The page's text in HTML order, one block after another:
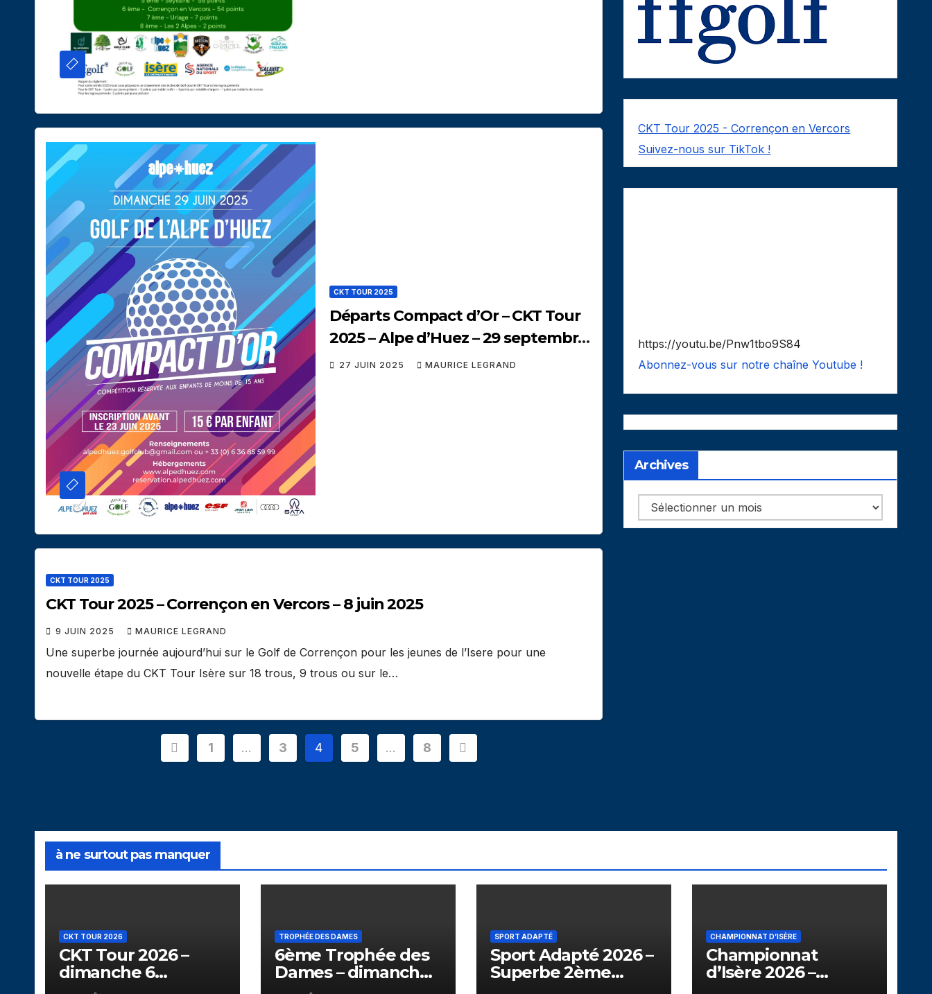
CKT TOUR 2025
Départs Compact d’Or – CKT Tour
2025 – Alpe d’Huez – 29 septembre
2025
27 JUIN 2025 MAURICE LEGRAND
CKT TOUR 2025
CKT Tour 2025 – Corrençon en Vercors – 8 juin 2025
9 JUIN 2025 MAURICE LEGRAND
Une superbe journée aujourd’hui sur le Golf de Corrençon pour les jeunes de l’Isere pour une
nouvelle étape du CKT Tour Isère sur 18 trous, 9 trous ou sur le…
Pagination
1 … 3 4 5 … 8
CKT Tour 2025 - Corrençon en Vercors
Suivez-nous sur TikTok !
https://youtu.be/Pnw1tbo9S84
Abonnez-vous sur notre chaîne Youtube !
Archives
Archives
à ne surtout pas manquer
CKT TOUR 2026
CKT Tour 2026 –
dimanche 6
septembre – Golf
TROPHÉE DES DAMES
6ème Trophée des
Dames – dimanche
13 septembre – Golf
SPORT ADAPTÉ
Sport Adapté 2026 –
Superbe 2ème
CHAMPIONNAT D’ISÈRE
Championnat
d’Isère 2026 –